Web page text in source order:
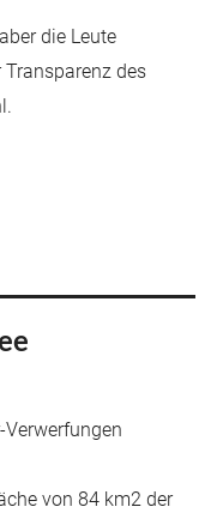
die Leute
des
von 84 km2 der